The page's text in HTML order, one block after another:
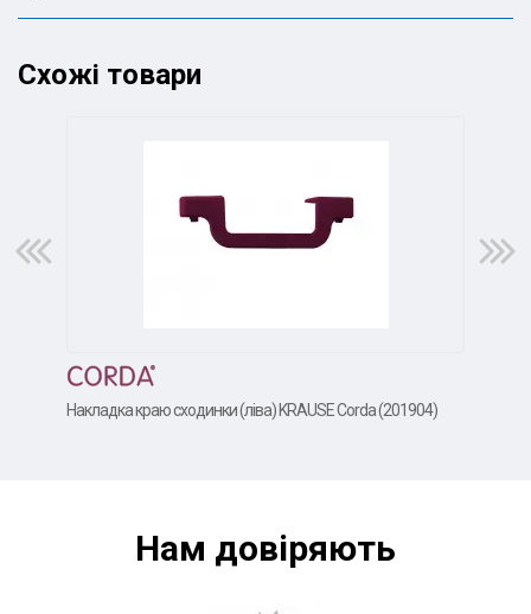
Схожі товари
Накладка краю сходинки (ліва) KRAUSE Corda (201904)
Нам довiряють